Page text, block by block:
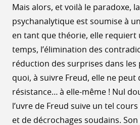
Mais alors, et voilà le paradoxe,
psychanalytique est soumise à
en tant que théorie, elle requiert
temps, l’élimination des
réduction des surprises dans les
quoi, à suivre Freud, elle ne peut
résistance… à elle-même ! Nul
l’uvre de Freud suive un tel
et de décrochages soudains.